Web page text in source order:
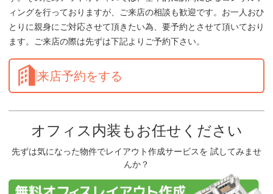
ィングを行っておりますが、ご来店の相談も歓迎です。お一人おひ
とりに親身にご対応させて頂きたい為、要予約とさせて頂いており
ます。ご来店の際は先ずは下記よりご予約下さい。
来店予約をする
オフィス内装もお任せください
先ずは気になった物件でレイアウト作成サービスを 試してみませ
んか？